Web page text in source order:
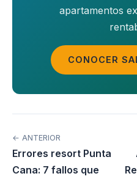
apartamentos
CONOCER
← ANTERIOR
Errores resort Punta
Cana: 7 fallos que